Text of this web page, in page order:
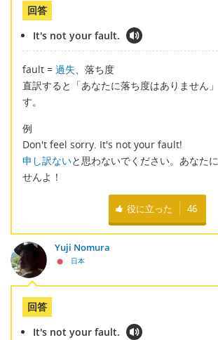
回答
It's not your fault.
fault = 過失、落ち度
直訳すると「あなたに落ち度はありません
す。
例
Don't feel sorry. It's not your fault!
申し訳ないと思わないでください。あなた
せんよ！
役に立った 46
Yuji Nomura
日本
回答
It's not your fault.